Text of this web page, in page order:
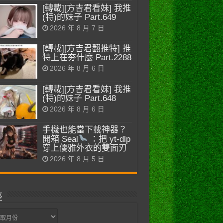
[轉載][方吉君看妹] 我推
(特)的妹子 Part.649
2026 年 8 月 7 日
[轉載][方吉君翻推特] 推
特上在夯什麼 Part.2288
2026 年 8 月 6 日
[轉載][方吉君看妹] 我推
(特)的妹子 Part.648
2026 年 8 月 6 日
手機也能當下載神器？
開箱 Seal
：把 yt-dlp
穿上優雅外衣的雙面刃
2026 年 8 月 5 日